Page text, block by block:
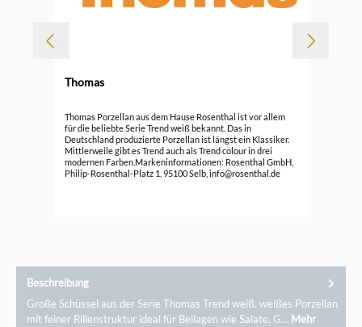
Thomas
Thomas Porzellan aus dem Hause Rosenthal ist vor allem
für die beliebte Serie Trend weiß bekannt. Das in
Deutschland produzierte Porzellan ist längst ein Klassiker.
Mittlerweile gibt es Trend auch als Trend colour in drei
modernen Farben.Markeninformationen: Rosenthal GmbH,
Philip-Rosenthal-Platz 1, 95100 Selb, info@rosenthal.de
Beschreibung
Große Schüssel aus der Serie Thomas Trend weiß. weißes Porzellan
mit feiner Rillenstruktur ideal für Beilagen wie Salate, G… Mehr